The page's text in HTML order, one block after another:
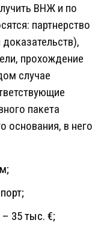
ВНЖ и по
партнерство
прохождение
случае
пакета
основания, в него
35 тыс. €;